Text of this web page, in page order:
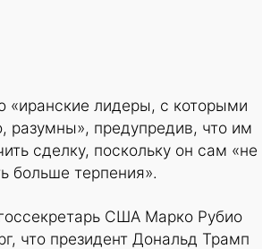
«иранские лидеры, с которыми
предупредив, что им
сделку, поскольку он сам «не
больше терпения».
США Марко Рубио
что президент Дональд Трамп